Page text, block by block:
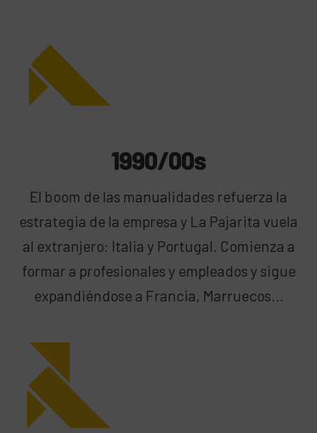
1990/00s
El boom de las manualidades refuerza la
estrategia de la empresa y La Pajarita vuela
al extranjero: Italia y Portugal. Comienza a
formar a profesionales y empleados y sigue
expandiéndose a Francia, Marruecos...